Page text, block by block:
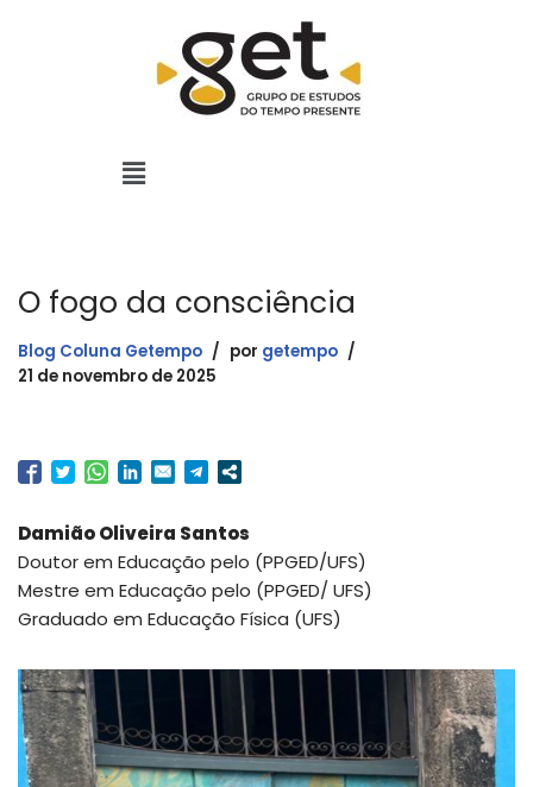
O fogo da consciência
Blog Coluna Getempo por getempo
21 de novembro de 2025
Damião Oliveira Santos
Doutor em Educação pelo (PPGED/UFS)
Mestre em Educação pelo (PPGED/ UFS)
Graduado em Educação Física (UFS)